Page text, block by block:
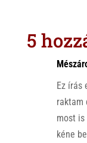
A
5
Ez írás
raktam
most is
kéne